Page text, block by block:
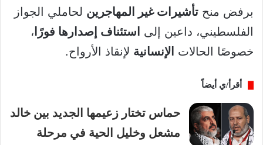
برفض منح تأشيرات غير المهاجرين لحاملي الجواز
الفلسطيني، داعين إلى استئناف إصدارها فورًا ،
خصوصًا الحالات الإنسانية لإنقاذ الأرواح.
أقرأ/ي أيضاً
حماس تختار زعيمها الجديد بين خالد
مشعل وخليل الحية في مرحلة